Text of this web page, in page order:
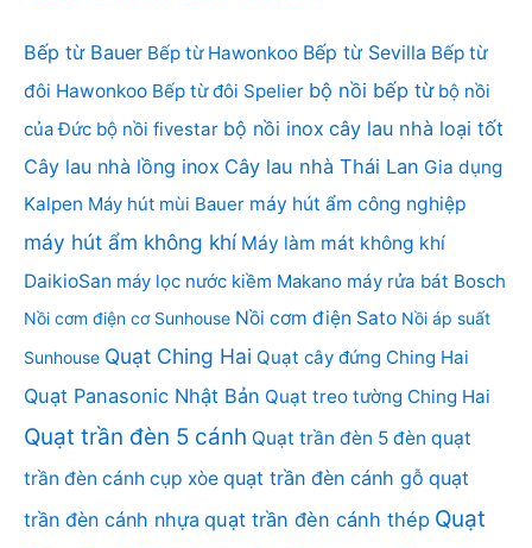
Bếp từ Bauer Bếp từ Hawonkoo Bếp từ Sevilla Bếp từ
đôi Hawonkoo Bếp từ đôi Spelier bộ nồi bếp từ bộ nồi
của Đức bộ nồi fivestar bộ nồi inox cây lau nhà loại tốt
Cây lau nhà lồng inox Cây lau nhà Thái Lan Gia dụng
Kalpen Máy hút mùi Bauer máy hút ẩm công nghiệp
máy hút ẩm không khí Máy làm mát không khí
DaikioSan máy lọc nước kiềm Makano máy rửa bát Bosch
Nồi cơm điện cơ Sunhouse Nồi cơm điện Sato Nồi áp suất
Sunhouse Quạt Ching Hai Quạt cây đứng Ching Hai
Quạt Panasonic Nhật Bản Quạt treo tường Ching Hai
Quạt trần đèn 5 cánh Quạt trần đèn 5 đèn quạt
trần đèn cánh cụp xòe quạt trần đèn cánh gỗ quạt
trần đèn cánh nhựa quạt trần đèn cánh thép Quạt